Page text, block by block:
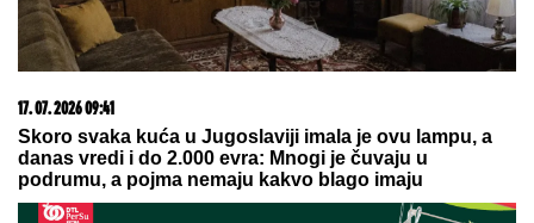
Bombone sa čvarcima iz Čuruga
stigle i do HIlandara! Porodična
Partizan u novom problemu, ne
može da registruje pojačanje za
Tobol